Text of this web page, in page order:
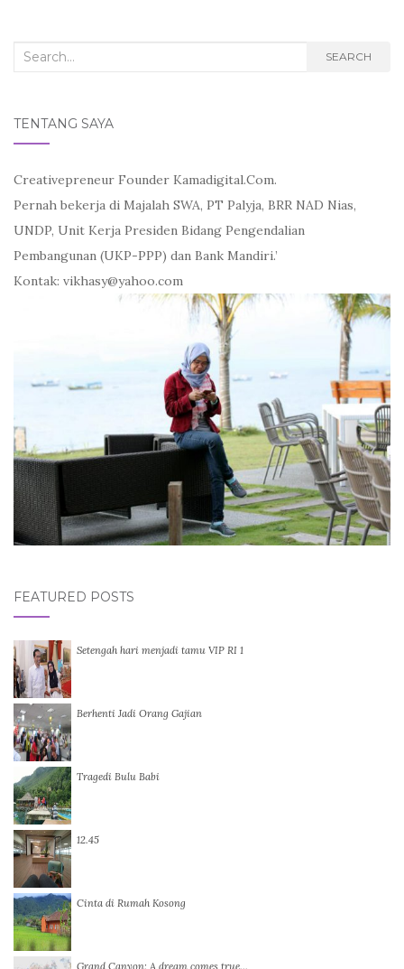
Search
SEARCH
TENTANG SAYA
Creativepreneur Founder Kamadigital.Com.
Pernah bekerja di Majalah SWA, PT Palyja, BRR NAD Nias,
UNDP, Unit Kerja Presiden Bidang Pengendalian
Pembangunan (UKP-PPP) dan Bank Mandiri.’
Kontak: vikhasy@yahoo.com
FEATURED POSTS
Setengah hari menjadi tamu VIP RI 1
Berhenti Jadi Orang Gajian
Tragedi Bulu Babi
12.45
Cinta di Rumah Kosong
Grand Canyon: A dream comes true…